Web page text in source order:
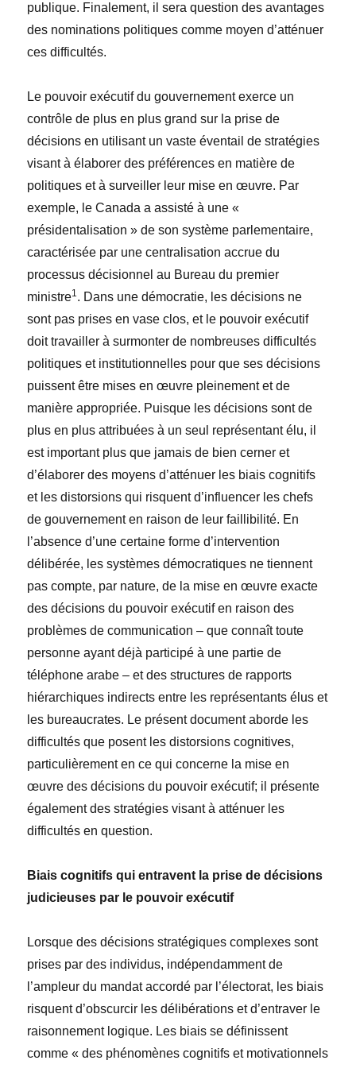
publique. Finalement, il sera question des avantages
des nominations politiques comme moyen d’atténuer
ces difficultés.
Le pouvoir exécutif du gouvernement exerce un
contrôle de plus en plus grand sur la prise de
décisions en utilisant un vaste éventail de stratégies
visant à élaborer des préférences en matière de
politiques et à surveiller leur mise en œuvre. Par
exemple, le Canada a assisté à une «
présidentalisation » de son système parlementaire,
caractérisée par une centralisation accrue du
processus décisionnel au Bureau du premier
ministre1. Dans une démocratie, les décisions ne
sont pas prises en vase clos, et le pouvoir exécutif
doit travailler à surmonter de nombreuses difficultés
politiques et institutionnelles pour que ses décisions
puissent être mises en œuvre pleinement et de
manière appropriée. Puisque les décisions sont de
plus en plus attribuées à un seul représentant élu, il
est important plus que jamais de bien cerner et
d’élaborer des moyens d’atténuer les biais cognitifs
et les distorsions qui risquent d’influencer les chefs
de gouvernement en raison de leur faillibilité. En
l’absence d’une certaine forme d’intervention
délibérée, les systèmes démocratiques ne tiennent
pas compte, par nature, de la mise en œuvre exacte
des décisions du pouvoir exécutif en raison des
problèmes de communication – que connaît toute
personne ayant déjà participé à une partie de
téléphone arabe – et des structures de rapports
hiérarchiques indirects entre les représentants élus et
les bureaucrates. Le présent document aborde les
difficultés que posent les distorsions cognitives,
particulièrement en ce qui concerne la mise en
œuvre des décisions du pouvoir exécutif; il présente
également des stratégies visant à atténuer les
difficultés en question.
Biais cognitifs qui entravent la prise de décisions
judicieuses par le pouvoir exécutif
Lorsque des décisions stratégiques complexes sont
prises par des individus, indépendamment de
l’ampleur du mandat accordé par l’électorat, les biais
risquent d’obscurcir les délibérations et d’entraver le
raisonnement logique. Les biais se définissent
comme « des phénomènes cognitifs et motivationnels